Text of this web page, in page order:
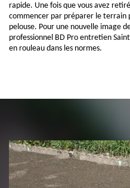
rapide. Une fois que vous avez
commencer par préparer le terrain
pelouse. Pour une nouvelle image
professionnel BD Pro entretien
en rouleau dans les normes.